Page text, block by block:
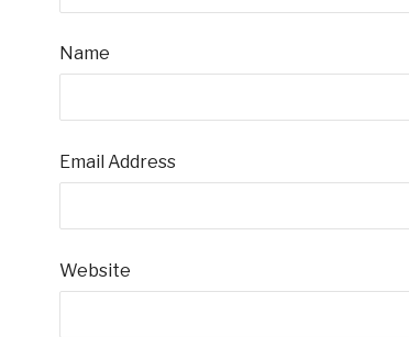
Name
Email Address
Website